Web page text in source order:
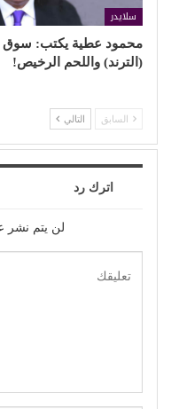
سلايدر
محمود عطية يكتب: سوق
(الترند) واللحم الرخيص!
السابق التالي
اترك رد
لن يتم نشر